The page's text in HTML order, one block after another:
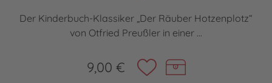
Der Kinderbuch-Klassiker „Der Räuber Hotzenplotz“
von Otfried Preußler in einer ...
9,00 €